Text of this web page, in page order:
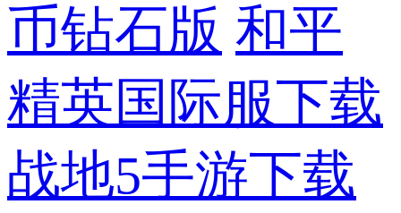
币钻石版 和平
精英国际服下载
战地5手游下载